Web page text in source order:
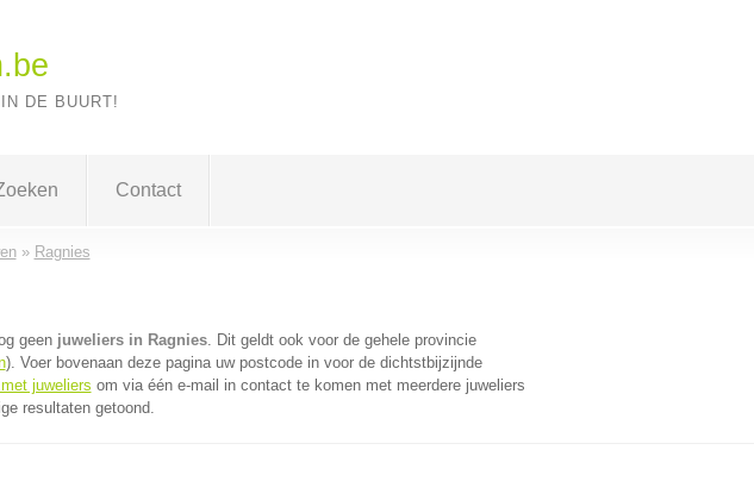
DE BUURT!
Contact
» Ragnies
geen juweliers in Ragnies. Dit geldt ook voor de gehele provincie
). Voer bovenaan deze pagina uw postcode in voor de dichtstbijzijnde
juweliers om via één e-mail in contact te komen met meerdere juweliers
resultaten getoond.